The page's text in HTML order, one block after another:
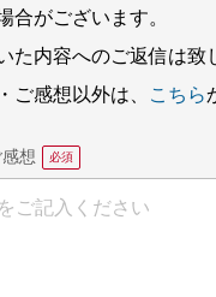
合がございます。
た内容へのご返信は致
ご感想以外は、
こちら
想